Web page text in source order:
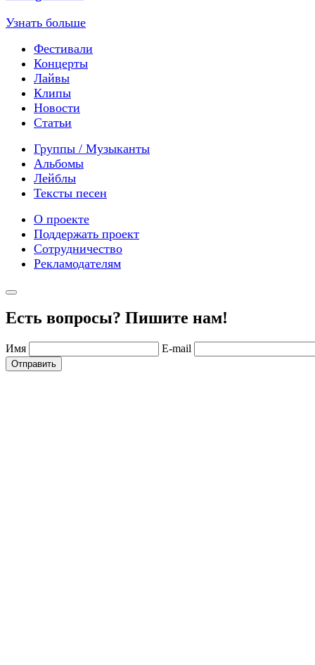
Узнать больше
Фестивали
Концерты
Лайвы
Клипы
Новости
Статьи
Группы / Музыканты
Альбомы
Лейблы
Тексты песен
О проекте
Поддержать проект
Сотрудничество
Рекламодателям
Есть вопросы? Пишите нам!
Имя E-mail